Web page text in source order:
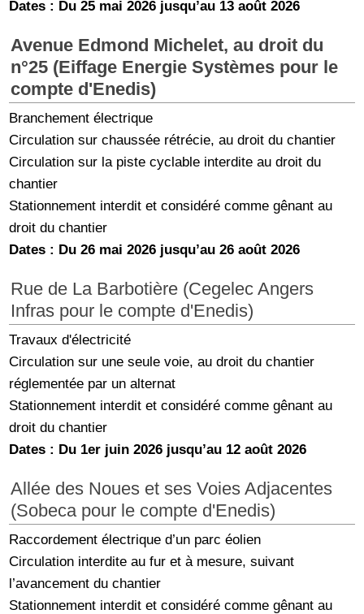
Dates : Du 25 mai 2026 jusqu’au 13 août 2026
Avenue Edmond Michelet, au droit du
n°25 (Eiffage Energie Systèmes pour le
compte d'Enedis)
Branchement électrique
Circulation sur chaussée rétrécie, au droit du chantier
Circulation sur la piste cyclable interdite au droit du
chantier
Stationnement interdit et considéré comme gênant au
droit du chantier
Dates : Du 26 mai 2026 jusqu’au 26 août 2026
Rue de La Barbotière (Cegelec Angers
Infras pour le compte d'Enedis)
Travaux d'électricité
Circulation sur une seule voie, au droit du chantier
réglementée par un alternat
Stationnement interdit et considéré comme gênant au
droit du chantier
Dates : Du 1er juin 2026 jusqu’au 12 août 2026
Allée des Noues et ses Voies Adjacentes
(Sobeca pour le compte d'Enedis)
Raccordement électrique d’un parc éolien
Circulation interdite au fur et à mesure, suivant
l’avancement du chantier
Stationnement interdit et considéré comme gênant au